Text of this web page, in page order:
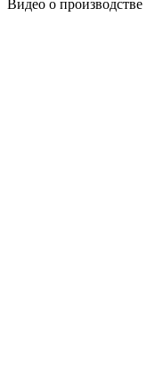
Видео о производстве